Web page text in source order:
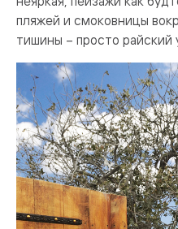
пляжей и смоковницы
тишины – просто райский